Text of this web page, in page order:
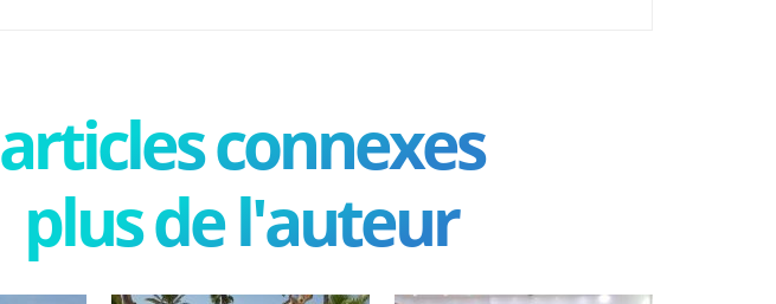
articles connexes
plus de l'auteur